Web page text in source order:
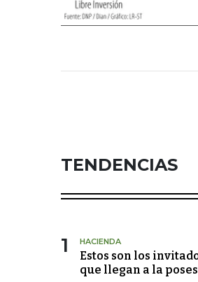
TENDENCIAS
1 HACIENDA
Estos son los
que llegan a la